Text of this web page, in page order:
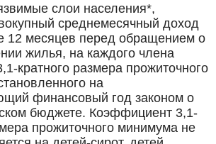
слои населения*,
среднемесячный доход
12 месяцев перед обращением о
жилья, на каждого члена
кратного размера прожиточного
на
финансовый год законом о
бюджете. Коэффициент 3,1-
прожиточного минимума не